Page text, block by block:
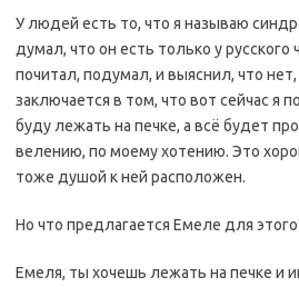
У людей есть то, что я называю
думал, что он есть только у русского
почитал, подумал, и выяснил, что
заключается в том, что вот сейчас я
буду лежать на печке, а всё будет
велению, по моему хотению. Это
тоже душой к ней расположен.
Но что предлагается Емеле для
Емеля, ты хочешь лежать на печке и